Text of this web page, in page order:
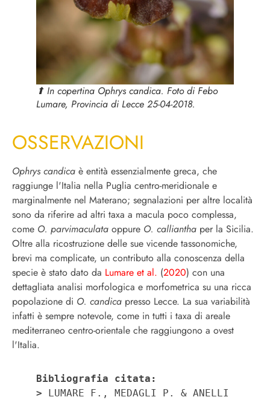
⬆︎ In copertina Ophrys candica. Foto di Febo
Lumare, Provincia di Lecce 25-04-2018.
OSSERVAZIONI
Ophrys candica è entità essenzialmente greca, che
raggiunge l'Italia nella Puglia centro-meridionale e
marginalmente nel Materano; segnalazioni per altre località
sono da riferire ad altri taxa a macula poco complessa,
come O. parvimaculata oppure O. calliantha per la Sicilia.
Oltre alla ricostruzione delle sue vicende tassonomiche,
brevi ma complicate, un contributo alla conoscenza della
specie è stato dato da Lumare et al. (2020) con una
dettagliata analisi morfologica e morfometrica su una ricca
popolazione di O. candica presso Lecce. La sua variabilità
infatti è sempre notevole, come in tutti i taxa di areale
mediterraneo centro-orientale che raggiungono a ovest
l'Italia.
Bibliografia citata:
> LUMARE F., MEDAGLI P. & ANELLI